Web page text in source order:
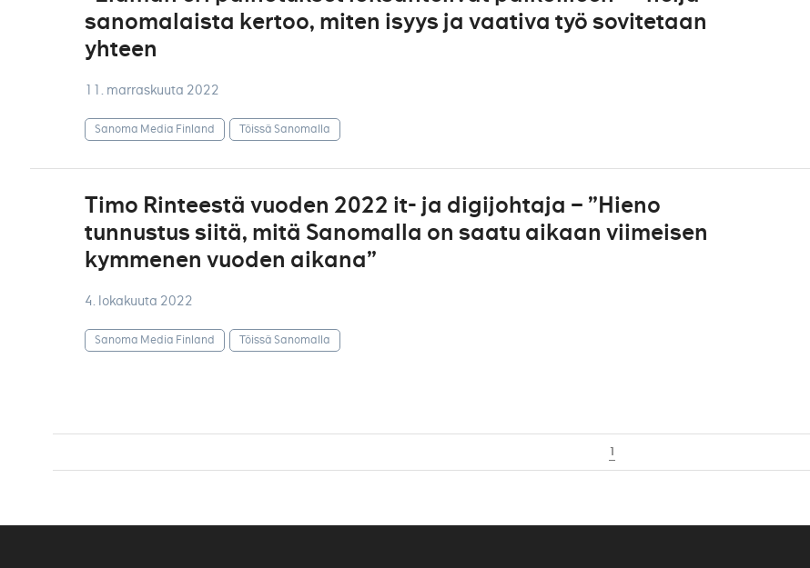
sanomalaista kertoo, miten isyys ja vaativa työ sovitetaan
yhteen
11. marraskuuta 2022
Sanoma Media Finland Töissä Sanomalla
Timo Rinteestä vuoden 2022 it- ja digijohtaja – ”Hieno
tunnustus siitä, mitä Sanomalla on saatu aikaan viimeisen
kymmenen vuoden aikana”
4. lokakuuta 2022
Sanoma Media Finland Töissä Sanomalla
1